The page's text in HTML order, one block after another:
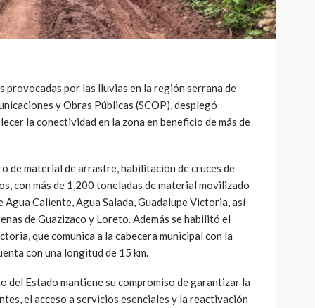
provocadas por las lluvias en la región serrana de
y Obras Públicas (SCOP), desplegó
la conectividad en la zona en beneficio de más de
de material de arrastre, habilitación de cruces de
con más de 1,200 toneladas de material movilizado
Agua Caliente, Agua Salada, Guadalupe Victoria, así
de Guazizaco y Loreto. Además se habilitó el
que comunica a la cabecera municipal con la
con una longitud de 15 km.
del Estado mantiene su compromiso de garantizar la
el acceso a servicios esenciales y la reactivación